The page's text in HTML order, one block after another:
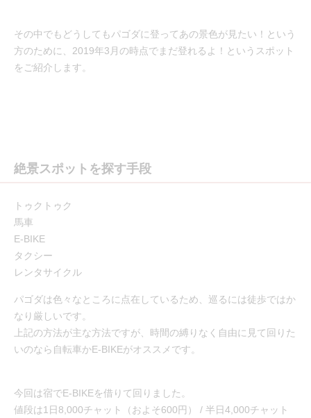
その中でもどうしてもパゴダに登ってあの景色が見たい！という
方のために、2019年3月の時点でまだ登れるよ！というスポット
をご紹介します。
絶景スポットを探す手段
トゥクトゥク
馬車
E-BIKE
タクシー
レンタサイクル
パゴダは色々なところに点在しているため、巡るには徒歩ではか
なり厳しいです。
上記の方法が主な方法ですが、時間の縛りなく自由に見て回りた
いのなら自転車かE-BIKEがオススメです。
今回は宿でE-BIKEを借りて回りました。
値段は1日8,000チャット（およそ600円） / 半日4,000チャット